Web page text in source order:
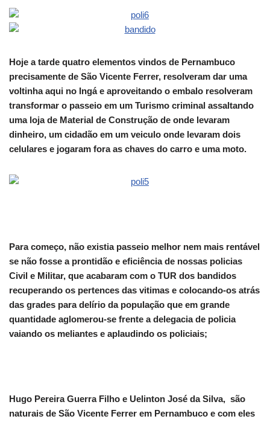
Hoje a tarde quatro elementos vindos de Pernambuco
precisamente de São Vicente Ferrer, resolveram dar uma
voltinha aqui no Ingá e aproveitando o embalo resolveram
transformar o passeio em um Turismo criminal assaltando
uma loja de Material de Construção de onde levaram
dinheiro, um cidadão em um veiculo onde levaram dois
celulares e jogaram fora as chaves do carro e uma moto.
Para começo, não existia passeio melhor nem mais rentável
se não fosse a prontidão e eficiência de nossas policias
Civil e Militar, que acabaram com o TUR dos bandidos
recuperando os pertences das vitimas e colocando-os atrás
das grades para delírio da população que em grande
quantidade aglomerou-se frente a delegacia de policia
vaiando os meliantes e aplaudindo os policiais;
Hugo Pereira Guerra Filho e Uelinton José da Silva, são
naturais de São Vicente Ferrer em Pernambuco e com eles